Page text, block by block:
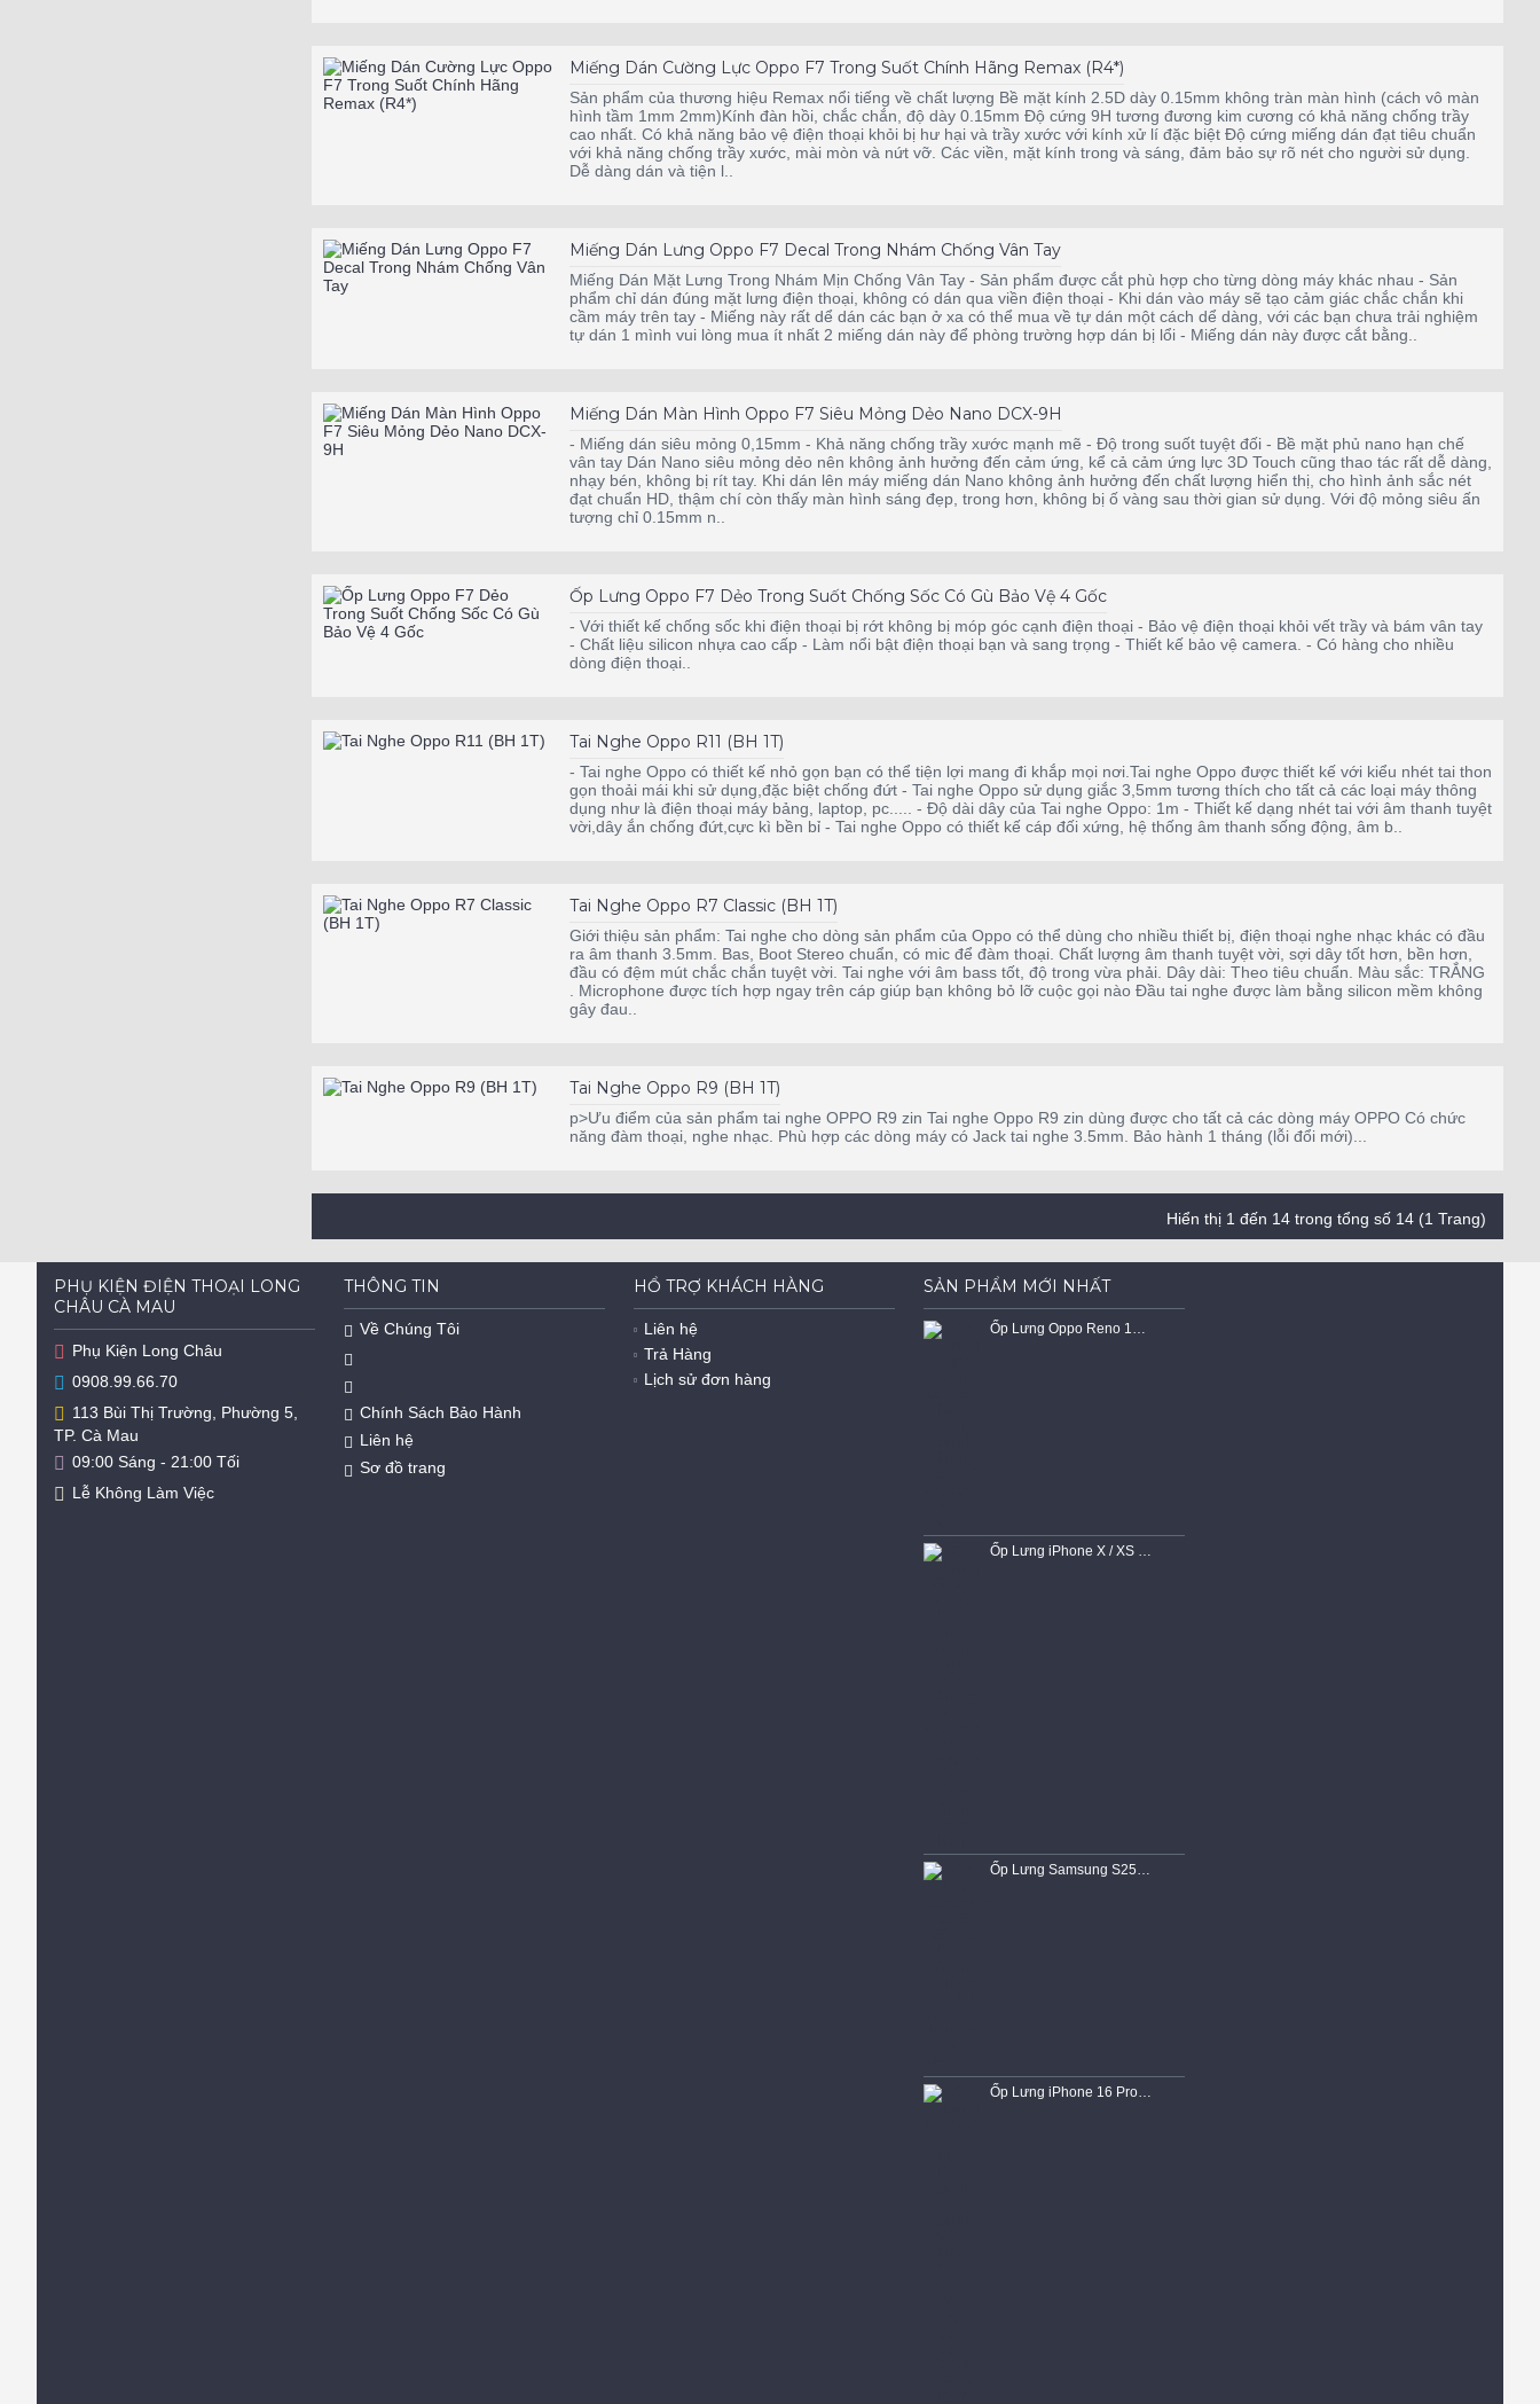
Miếng Dán Cường Lực Oppo F7 Trong Suốt Chính Hãng Remax (R4*)
Sản phẩm của thương hiệu Remax nổi tiếng về chất lượng Bề mặt kính 2.5D dày 0.15mm không tràn màn hình (cách vô màn
hình tầm 1mm 2mm)Kính đàn hồi, chắc chắn, độ dày 0.15mm Độ cứng 9H tương đương kim cương có khả năng chống trầy
cao nhất. Có khả năng bảo vệ điện thoại khỏi bị hư hại và trầy xước với kính xử lí đặc biệt Độ cứng miếng dán đạt tiêu chuẩn
với khả năng chống trầy xước, mài mòn và nứt vỡ. Các viền, mặt kính trong và sáng, đảm bảo sự rõ nét cho người sử dụng.
Dễ dàng dán và tiện l..
Miếng Dán Lưng Oppo F7 Decal Trong Nhám Chống Vân Tay
Miếng Dán Mặt Lưng Trong Nhám Mịn Chống Vân Tay - Sản phẩm được cắt phù hợp cho từng dòng máy khác nhau - Sản
phẩm chỉ dán đúng mặt lưng điện thoại, không có dán qua viền điện thoại - Khi dán vào máy sẽ tạo cảm giác chắc chắn khi
cầm máy trên tay - Miếng này rất dể dán các bạn ở xa có thể mua về tự dán một cách dể dàng, với các bạn chưa trải nghiệm
tự dán 1 mình vui lòng mua ít nhất 2 miếng dán này để phòng trường hợp dán bị lổi - Miếng dán này được cắt bằng..
Miếng Dán Màn Hình Oppo F7 Siêu Mỏng Dẻo Nano DCX-9H
- Miếng dán siêu mỏng 0,15mm - Khả năng chống trầy xước mạnh mẽ - Độ trong suốt tuyệt đối - Bề mặt phủ nano hạn chế
vân tay Dán Nano siêu mỏng dẻo nên không ảnh hưởng đến cảm ứng, kể cả cảm ứng lực 3D Touch cũng thao tác rất dễ dàng,
nhạy bén, không bị rít tay. Khi dán lên máy miếng dán Nano không ảnh hưởng đến chất lượng hiển thị, cho hình ảnh sắc nét
đạt chuẩn HD, thậm chí còn thấy màn hình sáng đẹp, trong hơn, không bị ố vàng sau thời gian sử dụng. Với độ mỏng siêu ấn
tượng chỉ 0.15mm n..
Ốp Lưng Oppo F7 Dẻo Trong Suốt Chống Sốc Có Gù Bảo Vệ 4 Gốc
- Với thiết kế chống sốc khi điện thoại bị rớt không bị móp góc cạnh điện thoại - Bảo vệ điện thoại khỏi vết trầy và bám vân tay
- Chất liệu silicon nhựa cao cấp - Làm nổi bật điện thoại bạn và sang trọng - Thiết kế bảo vệ camera. - Có hàng cho nhiều
dòng điện thoại..
Tai Nghe Oppo R11 (BH 1T)
- Tai nghe Oppo có thiết kế nhỏ gọn bạn có thể tiện lợi mang đi khắp mọi nơi.Tai nghe Oppo được thiết kế với kiểu nhét tai thon
gọn thoải mái khi sử dụng,đặc biệt chống đứt - Tai nghe Oppo sử dụng giắc 3,5mm tương thích cho tất cả các loại máy thông
dụng như là điện thoại máy bảng, laptop, pc..... - Độ dài dây của Tai nghe Oppo: 1m - Thiết kế dạng nhét tai với âm thanh tuyệt
vời,dây ắn chống đứt,cực kì bền bỉ - Tai nghe Oppo có thiết kế cáp đối xứng, hệ thống âm thanh sống động, âm b..
Tai Nghe Oppo R7 Classic (BH 1T)
Giới thiệu sản phẩm: Tai nghe cho dòng sản phẩm của Oppo có thể dùng cho nhiều thiết bị, điện thoại nghe nhạc khác có đầu
ra âm thanh 3.5mm. Bas, Boot Stereo chuẩn, có mic để đàm thoại. Chất lượng âm thanh tuyệt vời, sợi dây tốt hơn, bền hơn,
đầu có đệm mút chắc chắn tuyệt vời. Tai nghe với âm bass tốt, độ trong vừa phải. Dây dài: Theo tiêu chuẩn. Màu sắc: TRẮNG
. Microphone được tích hợp ngay trên cáp giúp bạn không bỏ lỡ cuộc gọi nào Đầu tai nghe được làm bằng silicon mềm không
gây đau..
Tai Nghe Oppo R9 (BH 1T)
p>Ưu điểm của sản phẩm tai nghe OPPO R9 zin Tai nghe Oppo R9 zin dùng được cho tất cả các dòng máy OPPO Có chức
năng đàm thoại, nghe nhạc. Phù hợp các dòng máy có Jack tai nghe 3.5mm. Bảo hành 1 tháng (lỗi đổi mới)...
Hiển thị 1 đến 14 trong tổng số 14 (1 Trang)
PHỤ KIỆN ĐIỆN THOẠI LONG
CHÂU CÀ MAU
Phụ Kiện Long Châu
0908.99.66.70
113 Bùi Thị Trường, Phường 5,
TP. Cà Mau
09:00 Sáng - 21:00 Tối
Lễ Không Làm Việc
THÔNG TIN
Về Chúng Tôi
Chính Sách Bảo Hành
Liên hệ
Sơ đồ trang
HỔ TRỢ KHÁCH HÀNG
Liên hệ
Trả Hàng
Lịch sử đơn hàng
SẢN PHẨM MỚI NHẤT
Ốp Lưng Oppo Reno 15F 5G Dẻo Trong Suốt Chống Sốc Có Gù Bảo Vệ 4 Gốc
Ốp Lưng iPhone X / XS Dẻo Siêu Trong Suốt Viền Chống Trơn Gù Bảo Vệ Camera Cao Cấp Chính Hãng KST
Ốp Lưng Samsung S25 EDGE Dẻo Trong Chống Sốc Hổ Trợ Sạc Không Dây Magnetic
Ốp Lưng iPhone 16 Pro Max Dẻo Siêu Trong Suốt Viền Chống Trơn Gù Bảo Vệ Camera Cao Cấp Chính Hãng KST